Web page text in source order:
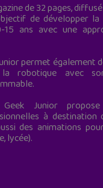
de 32 pages,
de développer la
15 ans avec une
permet également
robotique avec
Geek Junior
à destination
des animations
lycée).